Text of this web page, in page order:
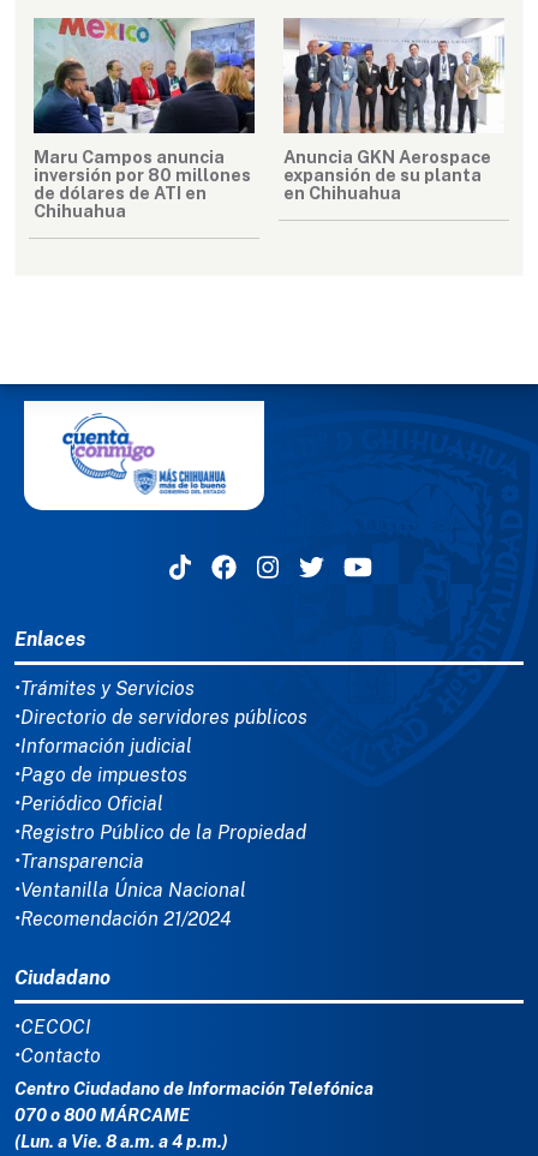
Maru Campos anuncia
inversión por 80 millones
de dólares de ATI en
Chihuahua
Anuncia GKN Aerospace
expansión de su planta
en Chihuahua
Enlaces
•Trámites y Servicios
•Directorio de servidores públicos
•Información judicial
•Pago de impuestos
•Periódico Oficial
•Registro Público de la Propiedad
•Transparencia
•Ventanilla Única Nacional
•Recomendación 21/2024
Ciudadano
•CECOCI
•Contacto
Centro Ciudadano de Información Telefónica
070 o 800 MÁRCAME
(Lun. a Vie. 8 a.m. a 4 p.m.)